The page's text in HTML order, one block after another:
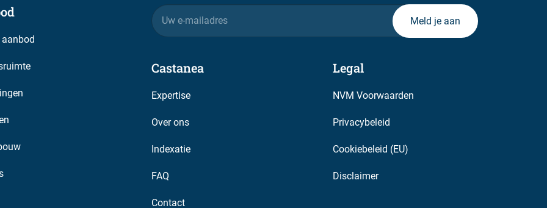
aanbod
E-
mailadres
Castanea
Expertise
Over ons
Indexatie
FAQ
Contact
Legal
NVM Voorwaarden
Privacybeleid
Cookiebeleid (EU)
Disclaimer